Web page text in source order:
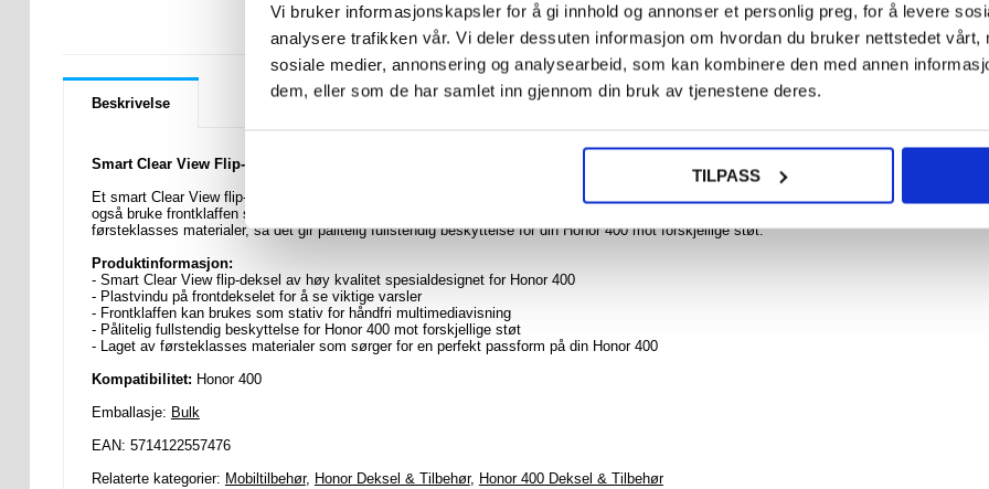
Vi bruker informasjonskapsler for å gi innhold og annonser et personlig preg, for å levere
analysere trafikken vår. Vi deler dessuten informasjon om hvordan du bruker nettstedet vårt,
sosiale medier, annonsering og analysearbeid, som kan kombinere den med annen
dem, eller som de har samlet inn gjennom din bruk av tjenestene deres.
TILPASS
LURER DU PÅ NOE? SPØR OSS! LIVE CHAT
Beskrivelse
Smart Clear View Flip-deksel til Honor 400
Et smart Clear View flip-deksel gjør at Honor 400 skiller seg ut. Frontdekselet er halvtransparent slik at du kan se mange viktige varsler. Du
også bruke frontklaffen som et stativ for å se favoritt multimediainnhold komfortabelt. Videre er dette Smart Clear View flip-dekselet laget av
førsteklasses materialer, så det gir pålitelig fullstendig beskyttelse for din Honor 400 mot forskjellige støt.
Produktinformasjon:
- Smart Clear View flip-deksel av høy kvalitet spesialdesignet for Honor 400
- Plastvindu på frontdekselet for å se viktige varsler
- Frontklaffen kan brukes som stativ for håndfri multimediavisning
- Pålitelig fullstendig beskyttelse for Honor 400 mot forskjellige støt
- Laget av førsteklasses materialer som sørger for en perfekt passform på din Honor 400
Kompatibilitet: Honor 400
Emballasje: Bulk
EAN: 5714122557476
Relaterte kategorier: Mobiltilbehør, Honor Deksel & Tilbehør, Honor 400 Deksel & Tilbehør
Svart